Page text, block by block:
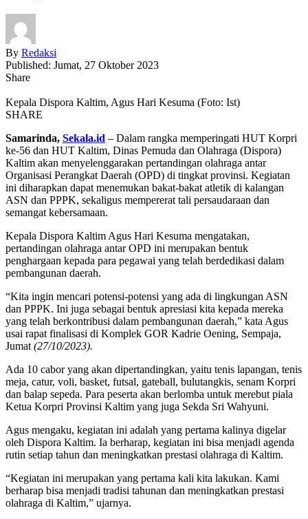
By Redaksi
Published: Jumat, 27 Oktober 2023
Share
Kepala Dispora Kaltim, Agus Hari Kesuma (Foto: Ist)
SHARE
Samarinda, Sekala.id – Dalam rangka memperingati HUT Korpri
ke-56 dan HUT Kaltim, Dinas Pemuda dan Olahraga (Dispora)
Kaltim akan menyelenggarakan pertandingan olahraga antar
Organisasi Perangkat Daerah (OPD) di tingkat provinsi. Kegiatan
ini diharapkan dapat menemukan bakat-bakat atletik di kalangan
ASN dan PPPK, sekaligus mempererat tali persaudaraan dan
semangat kebersamaan.
Kepala Dispora Kaltim Agus Hari Kesuma mengatakan,
pertandingan olahraga antar OPD ini merupakan bentuk
penghargaan kepada para pegawai yang telah berdedikasi dalam
pembangunan daerah.
“Kita ingin mencari potensi-potensi yang ada di lingkungan ASN
dan PPPK. Ini juga sebagai bentuk apresiasi kita kepada mereka
yang telah berkontribusi dalam pembangunan daerah,” kata Agus
usai rapat finalisasi di Komplek GOR Kadrie Oening, Sempaja,
Jumat (27/10/2023).
Ada 10 cabor yang akan dipertandingkan, yaitu tenis lapangan, tenis
meja, catur, voli, basket, futsal, gateball, bulutangkis, senam Korpri
dan balap sepeda. Para peserta akan berlomba untuk merebut piala
Ketua Korpri Provinsi Kaltim yang juga Sekda Sri Wahyuni.
Agus mengaku, kegiatan ini adalah yang pertama kalinya digelar
oleh Dispora Kaltim. Ia berharap, kegiatan ini bisa menjadi agenda
rutin setiap tahun dan meningkatkan prestasi olahraga di Kaltim.
“Kegiatan ini merupakan yang pertama kali kita lakukan. Kami
berharap bisa menjadi tradisi tahunan dan meningkatkan prestasi
olahraga di Kaltim,” ujarnya.